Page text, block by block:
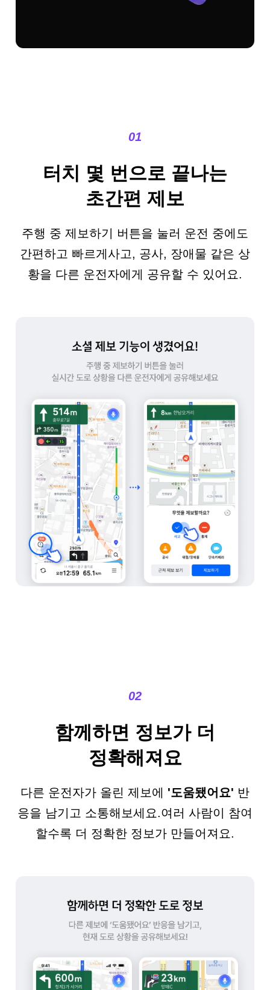
01
터치 몇 번으로 끝나는
초간편 제보
주행 중 제보하기 버튼을 눌러 운전 중에도
간편하고 빠르게사고, 공사, 장애물 같은 상
황을 다른 운전자에게 공유할 수 있어요.
02
함께하면 정보가 더
정확해져요
다른 운전자가 올린 제보에 '도움됐어요' 반
응을 남기고 소통해보세요.여러 사람이 참여
할수록 더 정확한 정보가 만들어져요.